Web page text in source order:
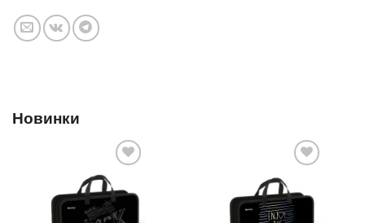
Новинки
Добавить
в список
желаний
Добавить
в список
желаний